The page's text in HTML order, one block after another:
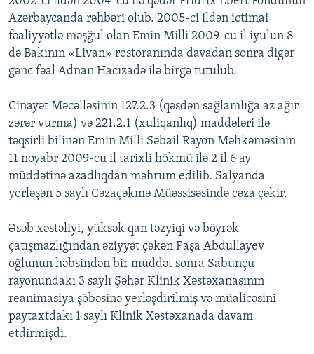
Azərbaycanda rəhbəri olub. 2005-ci ildən ictimai
fəaliyyətlə məşğul olan Emin Milli 2009-cu il iyulun 8-
də Bakının «Livan» restoranında davadan sonra digər
gənc fəal Adnan Hacızadə ilə birgə tutulub.
Cinayət Məcəlləsinin 127.2.3 (qəsdən sağlamlığa az ağır
zərər vurma) və 221.2.1 (xuliqanlıq) maddələri ilə
təqsirli bilinən Emin Milli Səbail Rayon Məhkəməsinin
11 noyabr 2009-cu il tarixli hökmü ilə 2 il 6 ay
müddətinə azadlıqdan məhrum edilib. Salyanda
yerləşən 5 saylı Cəzaçəkmə Müəssisəsində cəza çəkir.
Əsəb xəstəliyi, yüksək qan təzyiqi və böyrək
çatışmazlığından əziyyət çəkən Paşa Abdullayev
oğlunun həbsindən bir müddət sonra Sabunçu
rayonundakı 3 saylı Şəhər Klinik Xəstəxanasının
reanimasiya şöbəsinə yerləşdirilmiş və müalicəsini
paytaxtdakı 1 saylı Klinik Xəstəxanada davam
etdirmişdi.